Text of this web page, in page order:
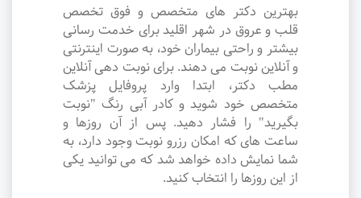
بهترین دکتر های متخصص و فوق تخصص
قلب و عروق در شهر اقلید برای خدمت رسانی
بیشتر و راحتی بیماران خود، به صورت اینترنتی
و آنلاین نوبت می دهند. برای نوبت دهی آنلاین
مطب دکتر، ابتدا وارد پروفایل پزشک
متخصص خود شوید و کادر آبی رنگ "نوبت
بگیرید" را فشار دهید. پس از آن روزها و
ساعت های که امکان رزرو نوبت وجود دارد، به
شما نمایش داده خواهد شد که می توانید یکی
از این روزها را انتخاب کنید.